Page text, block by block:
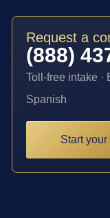
Request a
(888)
Toll-free intake ·
Spanish
Start